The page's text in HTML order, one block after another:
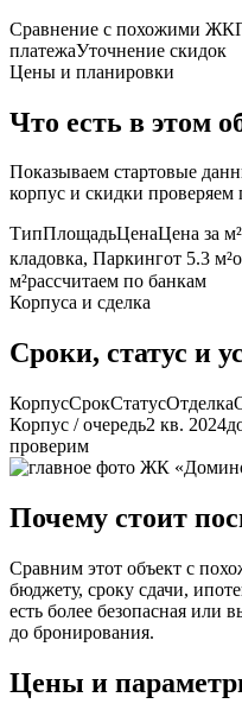
Сравнение с похожими ЖК
платежаУточнение скидок
Цены и планировки
Что есть в этом
Показываем стартовые
корпус и скидки проверяем
ТипПлощадьЦенаЦена за м²
кладовка, Паркингот 5.3 м²
м²рассчитаем по банкам
Корпуса и сделка
Сроки, статус и
КорпусСрокСтатусОтделка
Корпус / очередь2 кв. 2024
проверим
Почему стоит
Сравним этот объект с
бюджету, сроку сдачи,
есть более безопасная или
до бронирования.
Цены и